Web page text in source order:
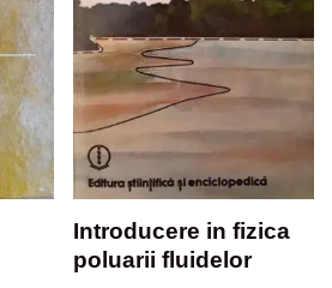
Introducere in fizica
poluarii fluidelor